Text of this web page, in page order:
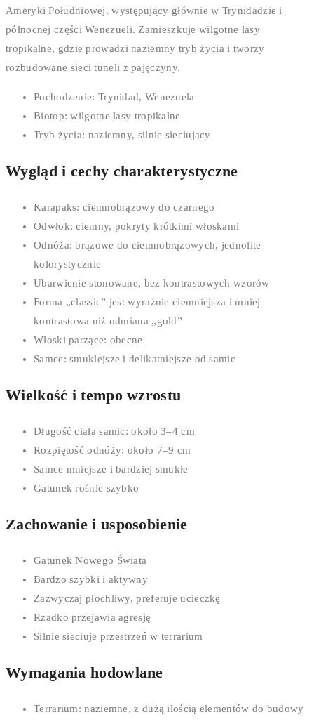
Ameryki Południowej, występujący głównie w Trynidadzie i
północnej części Wenezueli. Zamieszkuje wilgotne lasy
tropikalne, gdzie prowadzi naziemny tryb życia i tworzy
rozbudowane sieci tuneli z pajęczyny.
Pochodzenie: Trynidad, Wenezuela
Biotop: wilgotne lasy tropikalne
Tryb życia: naziemny, silnie sieciujący
Wygląd i cechy charakterystyczne
Karapaks: ciemnobrązowy do czarnego
Odwłok: ciemny, pokryty krótkimi włoskami
Odnóża: brązowe do ciemnobrązowych, jednolite
kolorystycznie
Ubarwienie stonowane, bez kontrastowych wzorów
Forma „classic” jest wyraźnie ciemniejsza i mniej
kontrastowa niż odmiana „gold”
Włoski parzące: obecne
Samce: smuklejsze i delikatniejsze od samic
Wielkość i tempo wzrostu
Długość ciała samic: około 3–4 cm
Rozpiętość odnóży: około 7–9 cm
Samce mniejsze i bardziej smukłe
Gatunek rośnie szybko
Zachowanie i usposobienie
Gatunek Nowego Świata
Bardzo szybki i aktywny
Zazwyczaj płochliwy, preferuje ucieczkę
Rzadko przejawia agresję
Silnie sieciuje przestrzeń w terrarium
Wymagania hodowlane
Terrarium: naziemne, z dużą ilością elementów do budowy